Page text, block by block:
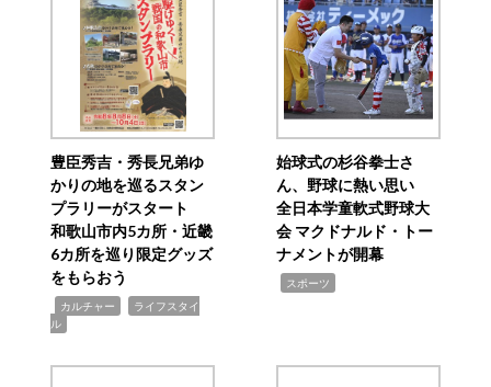
豊臣秀吉・秀長兄弟ゆ
かりの地を巡るスタン
プラリーがスタート
和歌山市内5カ所・近畿
6カ所を巡り限定グッズ
をもらおう
カルチャー
ライフスタイ
ル
始球式の杉谷拳士さ
ん、野球に熱い思い
全日本学童軟式野球大
会 マクドナルド・トー
ナメントが開幕
スポーツ